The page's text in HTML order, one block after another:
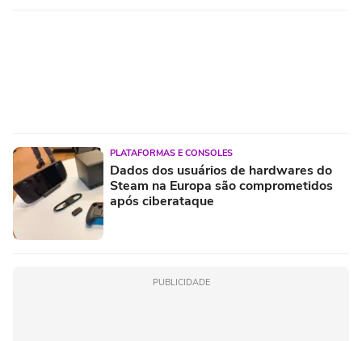
PLATAFORMAS E CONSOLES
Dados dos usuários de hardwares do
Steam na Europa são comprometidos
após ciberataque
PUBLICIDADE